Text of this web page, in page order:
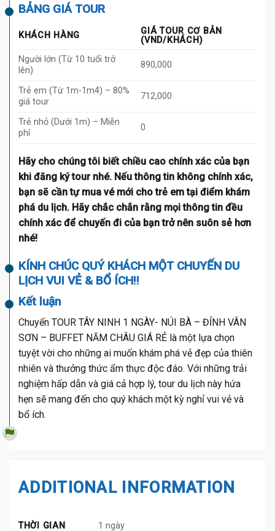
BẢNG GIÁ TOUR
KHÁCH HÀNG
GIÁ TOUR CƠ BẢN
(VND/KHÁCH)
Người lớn (Từ 10 tuổi trở
lên)
890,000
Trẻ em (Từ 1m-1m4) – 80%
giá tour
712,000
Trẻ nhỏ (Dưới 1m) – Miễn
phí
0
Hãy cho chúng tôi biết chiều cao chính xác của bạn
khi đăng ký tour nhé. Nếu thông tin không chính xác,
bạn sẽ cần tự mua vé mới cho trẻ em tại điểm khám
phá du lịch. Hãy chắc chắn rằng mọi thông tin đều
chính xác để chuyến đi của bạn trở nên suôn sẻ hơn
nhé!
KÍNH CHÚC QUÝ KHÁCH MỘT CHUYẾN DU
LỊCH VUI VẺ & BỔ ÍCH!!
Kết luận
Chuyến TOUR TÂY NINH 1 NGÀY- NÚI BÀ – ĐỈNH VÂN
SƠN – BUFFET NĂM CHÂU GIÁ RẺ là một lựa chọn
tuyệt vời cho những ai muốn khám phá vẻ đẹp của thiên
nhiên và thưởng thức ẩm thực độc đáo. Với những trải
nghiệm hấp dẫn và giá cả hợp lý, tour du lịch này hứa
hẹn sẽ mang đến cho quý khách một kỳ nghỉ vui vẻ và
bổ ích.
ADDITIONAL INFORMATION
THỜI GIAN 1 ngày